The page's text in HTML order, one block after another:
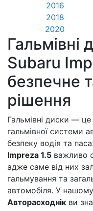
2016
2018
2020
Гальмівні
Subaru
безпечне
рішення
Гальмівні диски —
гальмівної системи
безпеку водія та
Impreza 1.5 важливо
адже саме від них
гальмування та
автомобіля. У нашому
Авторасходнік ви